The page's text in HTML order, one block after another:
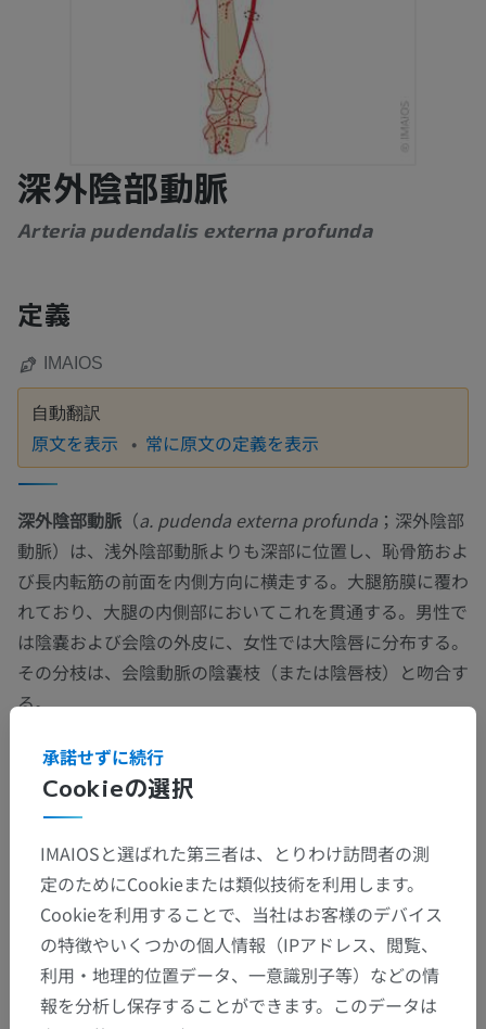
深外陰部動脈
Arteria pudendalis externa profunda
定義
IMAIOS
自動翻訳
原文を表示 常に原文の定義を表示
深外陰部動脈 （a. pudenda externa profunda ；深外陰部
動脈）は、浅外陰部動脈よりも深部に位置し、恥骨筋およ
び長内転筋の前面を内側方向に横走する。大腿筋膜に覆わ
れており、大腿の内側部においてこれを貫通する。男性で
は陰嚢および会陰の外皮に、女性では大陰唇に分布する。
その分枝は、会陰動脈の陰嚢枝（または陰唇枝）と吻合す
る。
この翻訳に問題がありますか？
ギャラリー
Cookieの選択
承諾せずに続行
IMAIOSと選ばれた第三者は、とりわけ訪問者の測
定のためにCookieまたは類似技術を利用します。
Cookieを利用することで、当社はお客様のデバイス
の特徴やいくつかの個人情報（IPアドレス、閲覧、
利用・地理的位置データ、一意識別子等）などの情
報を分析し保存することができます。このデータは